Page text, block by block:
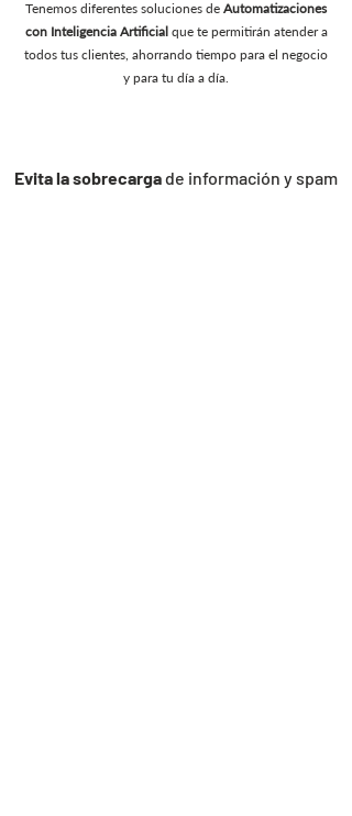
Tenemos diferentes soluciones de Automatizaciones
con Inteligencia Artificialque te permitirán atender a
todos tus clientes, ahorrando tiempo para el negocio
y para tu día a día.
Evita la sobrecargade información y spam